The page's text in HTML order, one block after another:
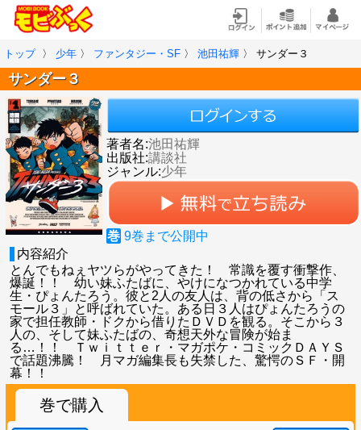
トップ 〉 少年 〉 ファンタジー・SF 〉 池田祐輝 〉 サンダー３
サンダー３
著者名:池田祐輝
出版社:講談社
ジャンル:少年
巻 9巻まで公開中
内容紹介
とんでもねぇヤツらがやってきた！ 常識を覆す衝撃作、
爆誕！！ 幼い妹ふたばに、やけになつかれている中学
生・ぴょんたろう。彼と2人の友人は、背の低さから「ス
モール３」と呼ばれていた。ある日３人はぴょんたろうの
家で担任教師・ドクから借りたＤＶＤを観る。そこから３
人の、そして妹ふたばの、奇想天外な冒険が始ま
る…！！ Ｔｗｉｔｔｅｒ・マガポケ・コミックＤＡＹＳ
で話題沸騰！ 月マガ編集長も失禁した、驚愕のＳＦ・開
幕！！
巻で購入